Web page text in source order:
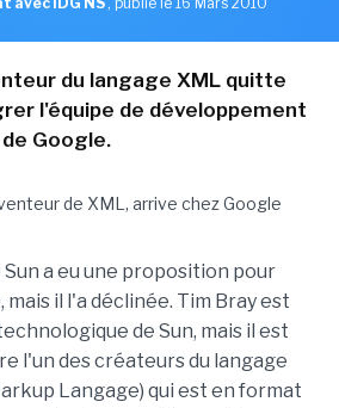
du langage XML quitte
l'équipe de développement
Google.
a eu une proposition pour
il l'a déclinée. Tim Bray est
de Sun, mais il est
l'un des créateurs du langage
Langage) qui est en format